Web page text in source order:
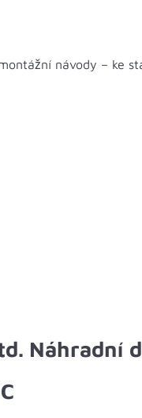
návody – ke
Náhradní